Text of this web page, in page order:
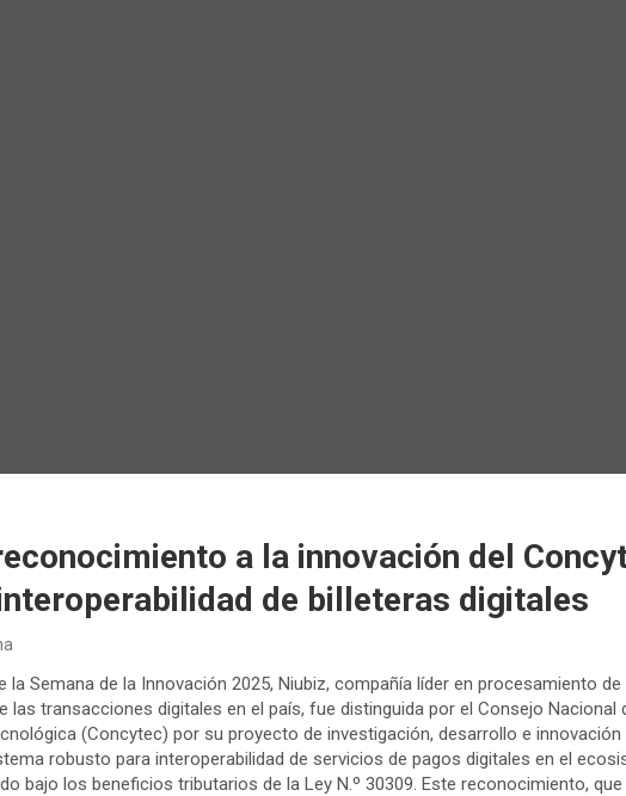
a la innovación del
de billeteras digitales
la Semana de la Innovación 2025, Niubiz, compañía líder en procesamiento de
las transacciones digitales en el país, fue distinguida por el Consejo Nacional
(Concytec) por su proyecto de investigación, desarrollo e
robusto para interoperabilidad de servicios de pagos digitales en el
bajo los beneficios tributarios de la Ley N.º 30309. Este reconocimiento,